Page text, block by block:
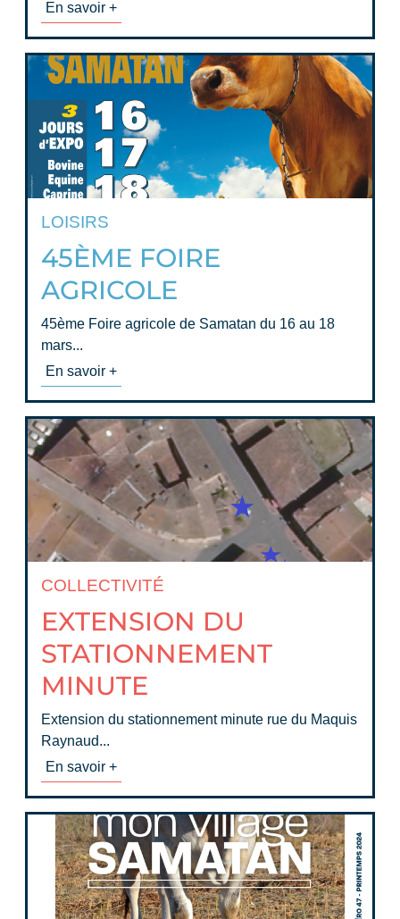
En savoir +
LOISIRS
45ÈME FOIRE
AGRICOLE
45ème Foire agricole de Samatan du 16 au 18
mars...
En savoir +
COLLECTIVITÉ
EXTENSION DU
STATIONNEMENT
MINUTE
Extension du stationnement minute rue du Maquis
Raynaud...
En savoir +